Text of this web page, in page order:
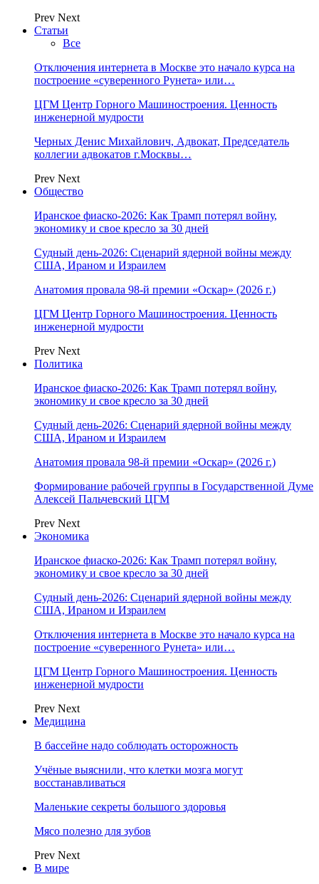
Prev Next
Статьи
Все
Отключения интернета в Москве это начало курса на
построение «суверенного Рунета» или…
ЦГМ Центр Горного Машиностроения. Ценность
инженерной мудрости
Черных Денис Михайлович, Адвокат, Председатель
коллегии адвокатов г.Москвы…
Prev Next
Общество
Иранское фиаско-2026: Как Трамп потерял войну,
экономику и свое кресло за 30 дней
Судный день-2026: Сценарий ядерной войны между
США, Ираном и Израилем
Анатомия провала 98-й премии «Оскар» (2026 г.)
ЦГМ Центр Горного Машиностроения. Ценность
инженерной мудрости
Prev Next
Политика
Иранское фиаско-2026: Как Трамп потерял войну,
экономику и свое кресло за 30 дней
Судный день-2026: Сценарий ядерной войны между
США, Ираном и Израилем
Анатомия провала 98-й премии «Оскар» (2026 г.)
Формирование рабочей группы в Государственной Думе
Алексей Пальчевский ЦГМ
Prev Next
Экономика
Иранское фиаско-2026: Как Трамп потерял войну,
экономику и свое кресло за 30 дней
Судный день-2026: Сценарий ядерной войны между
США, Ираном и Израилем
Отключения интернета в Москве это начало курса на
построение «суверенного Рунета» или…
ЦГМ Центр Горного Машиностроения. Ценность
инженерной мудрости
Prev Next
Медицина
В бассейне надо соблюдать осторожность
Учёные выяснили, что клетки мозга могут
восстанавливаться
Маленькие секреты большого здоровья
Мясо полезно для зубов
Prev Next
В мире